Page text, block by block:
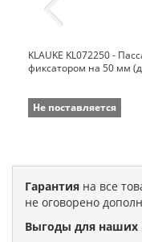
KLAUKE KL072250 -
фиксатором на 50 мм
Не поставляется
Гарантия на все
не оговорено
Выгоды для наших